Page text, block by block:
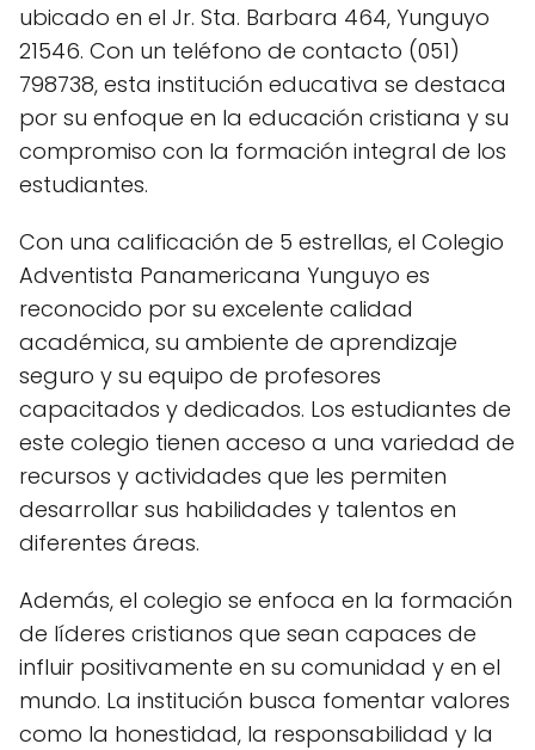
ubicado en el Jr. Sta. Barbara 464, Yunguyo
21546. Con un teléfono de contacto (051)
798738, esta institución educativa se destaca
por su enfoque en la educación cristiana y su
compromiso con la formación integral de los
estudiantes.
Con una calificación de 5 estrellas, el Colegio
Adventista Panamericana Yunguyo es
reconocido por su excelente calidad
académica, su ambiente de aprendizaje
seguro y su equipo de profesores
capacitados y dedicados. Los estudiantes de
este colegio tienen acceso a una variedad de
recursos y actividades que les permiten
desarrollar sus habilidades y talentos en
diferentes áreas.
Además, el colegio se enfoca en la formación
de líderes cristianos que sean capaces de
influir positivamente en su comunidad y en el
mundo. La institución busca fomentar valores
como la honestidad, la responsabilidad y la